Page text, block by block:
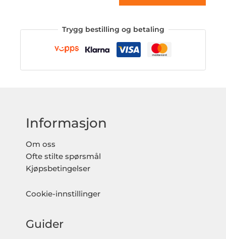
Trygg bestilling og betaling
Informasjon
Om oss
Ofte stilte spørsmål
Kjøpsbetingelser
Cookie-innstillinger
Guider